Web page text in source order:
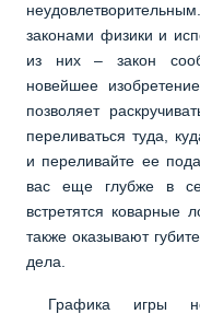
законами физики и
из них – закон
новейшее
позволяет
переливаться туда,
и переливайте ее
вас еще глубже в
встретятся коварные
также оказывают
дела.
Графика игры